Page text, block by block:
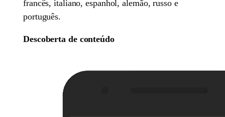
francês, italiano, espanhol, alemão, russo e
português.
Descoberta de conteúdo